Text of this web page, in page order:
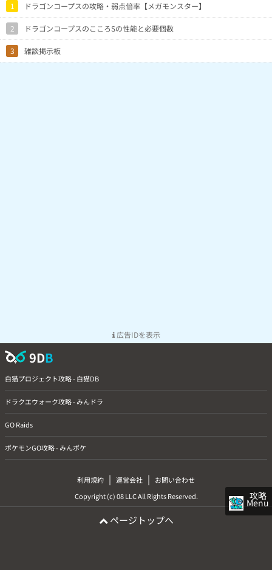
攻略
Menu
1 ドラゴンコープスの攻略・弱点倍率【メガモンスター】
2 ドラゴンコープスのこころSの性能と必要個数
3 雑談掲示板
広告IDを表示
9DB
白猫プロジェクト攻略 - 白猫DB
ドラクエウォーク攻略 - みんドラ
GO Raids
ポケモンGO攻略 - みんポケ
利用規約 | 運営会社 |
お問い合わせ
Copyright (c) 08 LLC All Rights Reserved.
ページトップへ